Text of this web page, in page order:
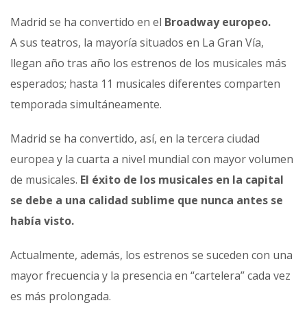
Madrid se ha convertido en el Broadway europeo.
A sus teatros, la mayoría situados en La Gran Vía,
llegan año tras año los estrenos de los musicales más
esperados; hasta 11 musicales diferentes comparten
temporada simultáneamente.
Madrid se ha convertido, así, en la tercera ciudad
europea y la cuarta a nivel mundial con mayor volumen
de musicales. El éxito de los musicales en la capital
se debe a una calidad sublime que nunca antes se
había visto.
Actualmente, además, los estrenos se suceden con una
mayor frecuencia y la presencia en “cartelera” cada vez
es más prolongada.